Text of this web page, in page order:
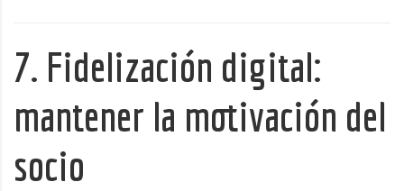
7. Fidelización digital:
mantener la motivación del
socio